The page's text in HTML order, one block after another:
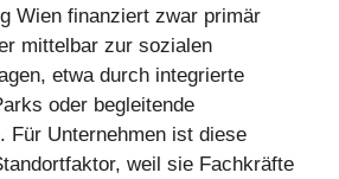
Wien finanziert zwar primär
mittelbar zur sozialen
etwa durch integrierte
oder begleitende
Für Unternehmen ist diese
weil sie Fachkräfte